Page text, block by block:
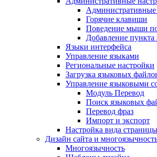
Административные
Горячие клавиши
Поведение мыши
Добавление
Языки интерфейса
Управление языками
Региональные настройки
Загрузка языковых
Управление языковыми
Mодуль Перевод
Поиск языковых
Перевод фраз
Импорт и экспорт
Настройка вида
Дизайн сайта и
Многоязычность